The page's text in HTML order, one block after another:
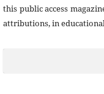
this public access
attributions, in